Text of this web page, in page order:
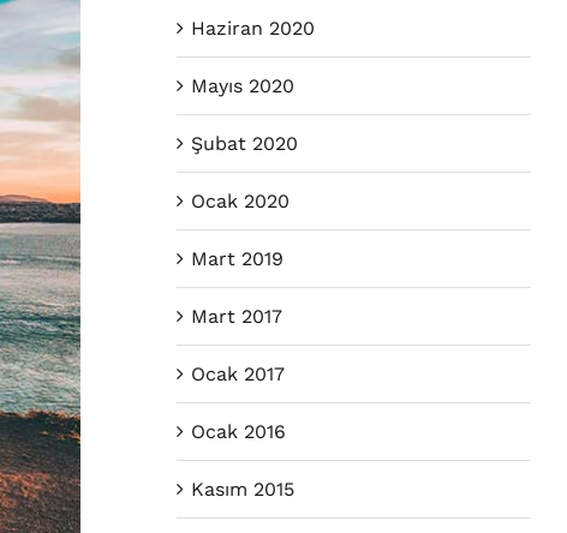
Haziran 2020
Mayıs 2020
Şubat 2020
Ocak 2020
Mart 2019
Mart 2017
Ocak 2017
Ocak 2016
Kasım 2015